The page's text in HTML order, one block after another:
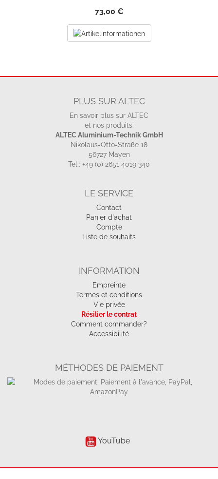
73,00 €
PLUS SUR ALTEC
En savoir plus sur ALTEC
et nos produits:
ALTEC Aluminium-Technik GmbH
Nikolaus-Otto-Straße 18
56727 Mayen
Tel.: +49 (0) 2651 4019 340
LE SERVICE
Contact
Panier d'achat
Compte
Liste de souhaits
INFORMATION
Empreinte
Termes et conditions
Vie privée
Résilier le contrat
Comment commander?
Accessibilité
MÉTHODES DE PAIEMENT
YouTube